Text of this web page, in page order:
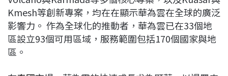
Kmesh等創新專案，均在在顯示華為雲在全球的廣泛
影響力。 作為全球化的推動者，華為雲已在33個地
區設立93個可用區域，服務範圍包括170個國家與地
區。